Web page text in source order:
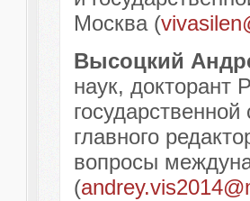
Москва (
Высоцкий
наук, докторант
главного
вопросы
(